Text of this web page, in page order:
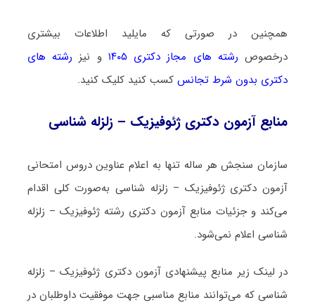
همچنین در صورتی که مایلید اطلاعات بیشتری
درخصوص رشته های مجاز دکتری ۱۴۰۵ و نیز رشته های
دکتری بدون شرط تجانسکسب کنید کلیک کنید.
منابع آزمون دکتری ژئوفیزیک – زلزله شناسی
سازمان سنجش هر ساله تنها به اعلام عناوین دروس امتحانی
آزمون دکتری ژئوفیزیک – زلزله شناسی به‌صورت کلی اقدام
می‌کند و جزئیات منابع آزمون دکتری رشته ژئوفیزیک – زلزله
شناسی اعلام نمی‌شود.
در لینک زیر منابع پیشنهادی آزمون دکتری ژئوفیزیک – زلزله
شناسی که می‌توانند منابع مناسبی جهت موفقیت داوطلبان در